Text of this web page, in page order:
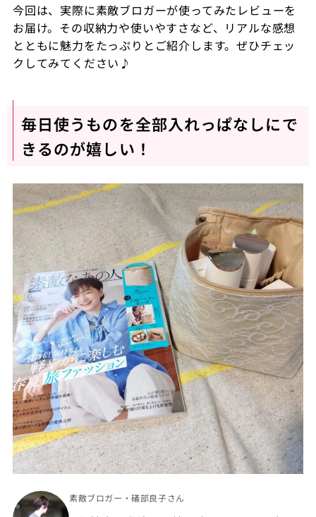
今回は、実際に素敵ブロガーが使ってみたレビューを
お届け。その収納力や使いやすさなど、リアルな感想
とともに魅力をたっぷりとご紹介します。ぜひチェッ
クしてみてください♪
毎日使うものを全部入れっぱなしにで
きるのが嬉しい！
素敵ブロガー・礒部良子さん